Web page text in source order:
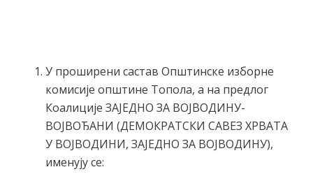
У проширени састав Општинске изборне
комисије општине Топола, а на предлог
Коалиције ЗАЈЕДНО ЗА ВОЈВОДИНУ-
ВОЈВОЂАНИ (ДЕМОКРАТСКИ САВЕЗ ХРВАТА
У ВОЈВОДИНИ, ЗАЈЕДНО ЗА ВОЈВОДИНУ),
именују се: